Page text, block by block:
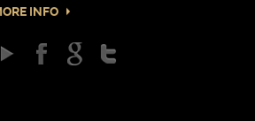
INFO